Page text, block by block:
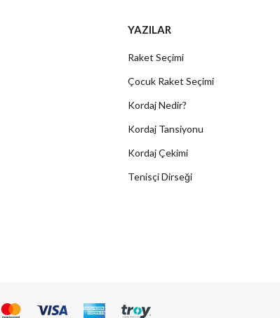
YAZILAR
Raket Seçimi
Çocuk Raket Seçimi
Kordaj Nedir?
Kordaj Tansiyonu
Kordaj Çekimi
Tenisçi Dirseği